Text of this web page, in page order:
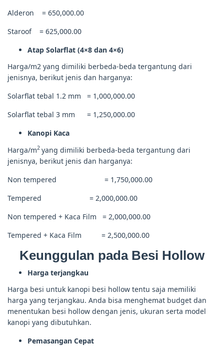
Alderon = 650,000.00
Staroof = 625,000.00
Atap Solarflat (4×8 dan 4×6)
Harga/m2 yang dimiliki berbeda-beda tergantung dari
jenisnya, berikut jenis dan harganya:
Solarflat tebal 1.2 mm = 1,000,000.00
Solarflat tebal 3 mm = 1,250,000.00
Kanopi Kaca
Harga/m2 yang dimiliki berbeda-beda tergantung dari
jenisnya, berikut jenis dan harganya:
Non tempered = 1,750,000.00
Tempered = 2,000,000.00
Non tempered + Kaca Film = 2,000,000.00
Tempered + Kaca Film = 2,500,000.00
Keunggulan pada Besi Hollow
Harga terjangkau
Harga besi untuk kanopi besi hollow tentu saja memiliki
harga yang terjangkau. Anda bisa menghemat budget dan
menentukan besi hollow dengan jenis, ukuran serta model
kanopi yang dibutuhkan.
Pemasangan Cepat